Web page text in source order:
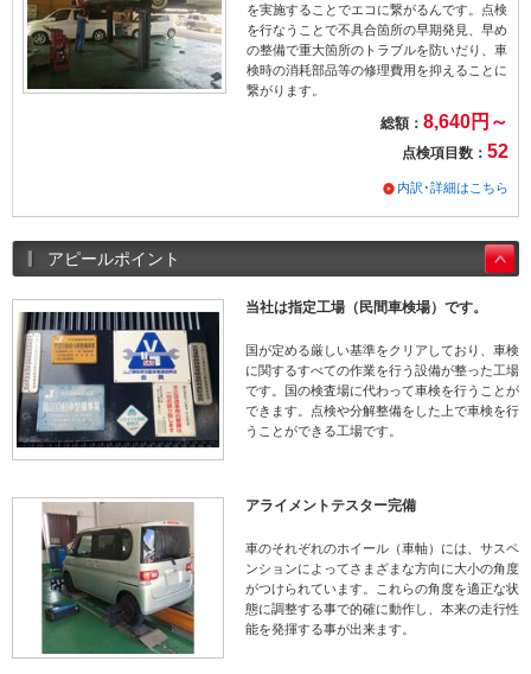
を実施することでエコに繋がるんです。点検
を行なうことで不具合箇所の早期発見、早め
の整備で重大箇所のトラブルを防いだり、車
検時の消耗部品等の修理費用を抑えることに
繋がります。
総額： 8,640円～
点検項目数： 52
内訳･詳細はこちら
アピールポイント
当社は指定工場（民間車検場）です。
国が定める厳しい基準をクリアしており、車検
に関するすべての作業を行う設備が整った工場
です。国の検査場に代わって車検を行うことが
できます。点検や分解整備をした上で車検を行
うことができる工場です。
アライメントテスター完備
車のそれぞれのホイール（車軸）には、サスペ
ンションによってさまざまな方向に大小の角度
がつけられています。これらの角度を適正な状
態に調整する事で的確に動作し、本来の走行性
能を発揮する事が出来ます。